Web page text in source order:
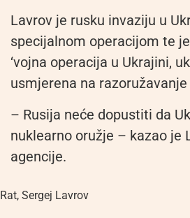
Lavrov je rusku invaziju u
specijalnom operacijom te
‘vojna operacija u Ukrajini,
usmjerena na razoružavanje
– Rusija neće dopustiti da
nuklearno oružje – kazao je
agencije.
Rat, Sergej Lavrov